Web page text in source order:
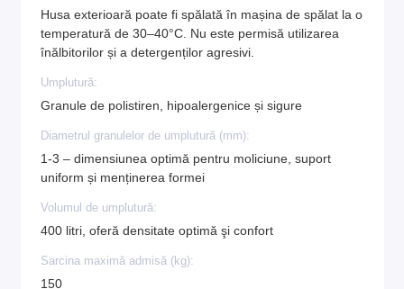
Husa exterioară poate fi spălată în mașina de spălat la o
temperatură de 30–40°C. Nu este permisă utilizarea
înălbitorilor și a detergenților agresivi.
Umplutură:
Granule de polistiren, hipoalergenice și sigure
Diametrul granulelor de umplutură (mm):
1-3 – dimensiunea optimă pentru moliciune, suport
uniform și menținerea formei
Volumul de umplutură:
400 litri, oferă densitate optimă şi confort
Sarcina maximă admisă (kg):
150